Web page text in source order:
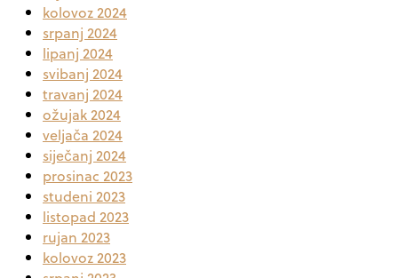
kolovoz 2024
srpanj 2024
lipanj 2024
svibanj 2024
travanj 2024
ožujak 2024
veljača 2024
siječanj 2024
prosinac 2023
studeni 2023
listopad 2023
rujan 2023
kolovoz 2023